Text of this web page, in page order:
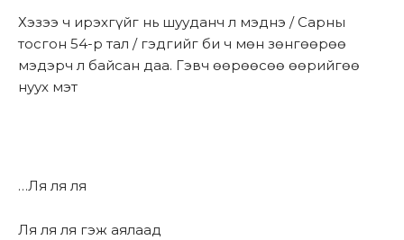
Хэзээ ч ирэхгүйг нь шууданч л мэднэ / Сарны
тосгон 54-р тал / гэдгийг би ч мөн зөнгөөрөө
мэдэрч л байсан даа. Гэвч өөрөөсөө өөрийгөө
нуух мэт
…Ля ля ля
Ля ля ля гэж аялаад